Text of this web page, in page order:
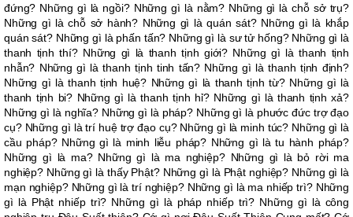
đứng? Những gì là ngồi? Những gì là nằm? Những gì là chỗ sở trụ?
Những gì là chỗ sở hành? Những gì là quán sát? Những gì là khắp
quán sát? Những gì là phấn tấn? Những gì là sư tử hống? Những gì là
thanh tịnh thí? Những gì là thanh tịnh giới? Những gì là thanh tịnh
nhẫn? Những gì là thanh tịnh tinh tấn? Những gì là thanh tịnh định?
Những gì là thanh tịnh huệ? Những gì là thanh tịnh từ? Những gì là
thanh tịnh bi? Những gì là thanh tịnh hỉ? Những gì là thanh tịnh xả?
Những gì là nghĩa? Những gì là pháp? Những gì là phước đức trợ đạo
cụ? Những gì là trí huệ trợ đạo cụ? Những gì là minh túc? Những gì là
cầu pháp? Những gì là minh liễu pháp? Những gì là tu hành pháp?
Những gì là ma? Những gì là ma nghiệp? Những gì là bỏ rời ma
nghiệp? Những gì là thấy Phật? Những gì là Phật nghiệp? Những gì là
mạn nghiệp? Những gì là trí nghiệp? Những gì là ma nhiếp trì? Những
gì là Phật nhiếp trì? Những gì là pháp nhiếp trì? Những gì là công